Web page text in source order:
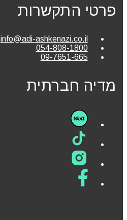
פרטי התקשרות
info@adi-ashkenazi.co.il
054-808-1800
09-7651-665
מדיה חברתית